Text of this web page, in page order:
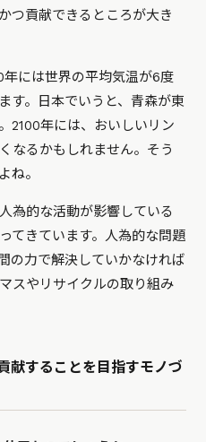
つ貢献できるところが大き
年には世界の平均気温が6度
す。日本でいうと、青森が東
2100年には、おいしいリン
なるかもしれません。そう
ね。
為的な活動が影響している
てきています。人為的な問題
の力で解決していかなければ
スやリサイクルの取り組み
献することを目指すモノづ